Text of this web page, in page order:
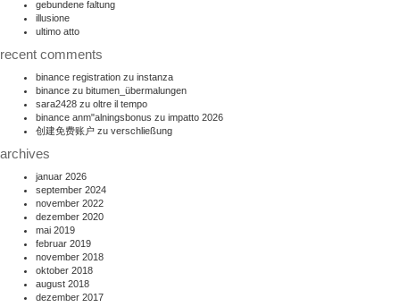
gebundene faltung
illusione
ultimo atto
recent comments
binance registration zu instanza
binance zu bitumen_übermalungen
sara2428 zu oltre il tempo
binance anm"alningsbonus zu impatto 2026
创建免费账户 zu verschließung
archives
januar 2026
september 2024
november 2022
dezember 2020
mai 2019
februar 2019
november 2018
oktober 2018
august 2018
dezember 2017